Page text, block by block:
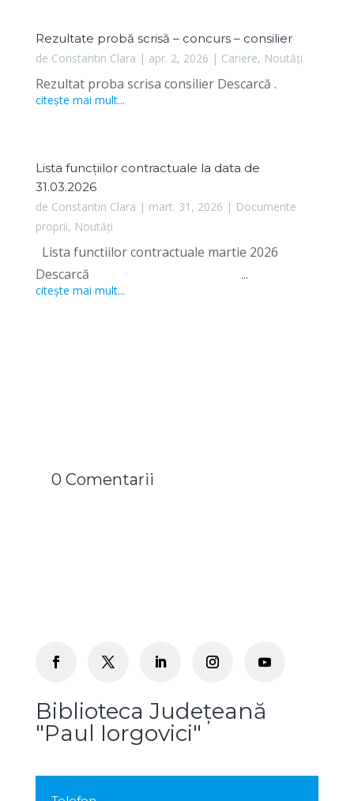
Rezultate probă scrisă – concurs – consilier
de Constantin Clara | apr. 2, 2026 | Cariere, Noutăți
Rezultat proba scrisa consilier Descarcă .
citește mai mult...
Lista funcțiilor contractuale la data de
31.03.2026
de Constantin Clara | mart. 31, 2026 | Documente
proprii, Noutăți
Lista functiilor contractuale martie 2026
Descarcă ...
citește mai mult...
0 Comentarii
Biblioteca Județeană
"Paul Iorgovici"